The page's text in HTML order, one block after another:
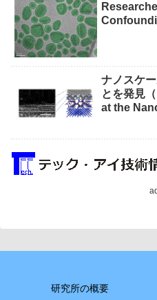
ナノスケ
とを発見
at the
ad
研究所の概要